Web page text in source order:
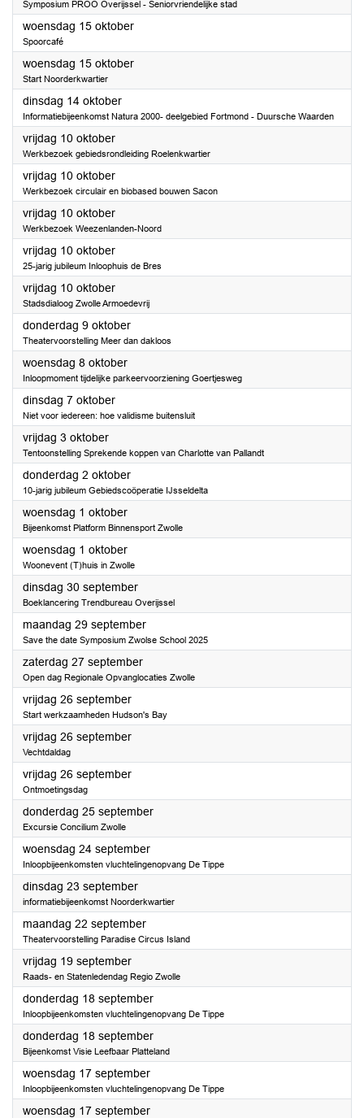
Symposium PROO Overijssel - Seniorvriendelijke stad
woensdag 15 oktober2025
Spoorcafé
woensdag 15 oktober2025
Start Noorderkwartier
dinsdag 14 oktober2025
Informatiebijeenkomst Natura 2000- deelgebied Fortmond - Duursche Waarden
vrijdag 10 oktober2025
Werkbezoek gebiedsrondleiding Roelenkwartier
vrijdag 10 oktober2025
Werkbezoek circulair en biobased bouwen Sacon
vrijdag 10 oktober2025
Werkbezoek Weezenlanden-Noord
vrijdag 10 oktober2025
25-jarig jubileum Inloophuis de Bres
vrijdag 10 oktober2025
Stadsdialoog Zwolle Armoedevrij
donderdag 9 oktober2025
Theatervoorstelling Meer dan dakloos
woensdag 8 oktober2025
Inloopmoment tijdelijke parkeervoorziening Goertjesweg
dinsdag 7 oktober2025
Niet voor iedereen: hoe validisme buitensluit
vrijdag 3 oktober2025
Tentoonstelling Sprekende koppen van Charlotte van Pallandt
donderdag 2 oktober2025
10-jarig jubileum Gebiedscoöperatie IJsseldelta
woensdag 1 oktober2025
Bijeenkomst Platform Binnensport Zwolle
woensdag 1 oktober2025
Woonevent (T)huis in Zwolle
dinsdag 30 september2025
Boeklancering Trendbureau Overijssel
maandag 29 september2025
Save the date Symposium Zwolse School 2025
zaterdag 27 september2025
Open dag Regionale Opvanglocaties Zwolle
vrijdag 26 september2025
Start werkzaamheden Hudson's Bay
vrijdag 26 september2025
Vechtdaldag
vrijdag 26 september2025
Ontmoetingsdag
donderdag 25 september2025
Excursie Concilium Zwolle
woensdag 24 september2025
Inloopbijeenkomsten vluchtelingenopvang De Tippe
dinsdag 23 september2025
informatiebijeenkomst Noorderkwartier
maandag 22 september2025
Theatervoorstelling Paradise Circus Island
vrijdag 19 september2025
Raads- en Statenledendag Regio Zwolle
donderdag 18 september2025
Inloopbijeenkomsten vluchtelingenopvang De Tippe
donderdag 18 september2025
Bijeenkomst Visie Leefbaar Platteland
woensdag 17 september2025
Inloopbijeenkomsten vluchtelingenopvang De Tippe
woensdag 17 september2025